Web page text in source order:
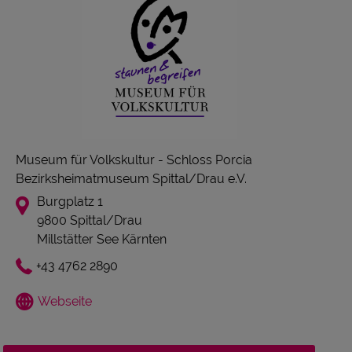
Museum für Volkskultur - Schloss Porcia
Bezirksheimatmuseum Spittal/Drau e.V.
Burgplatz 1
9800 Spittal/Drau
Millstätter See Kärnten
+43 4762 2890
Webseite